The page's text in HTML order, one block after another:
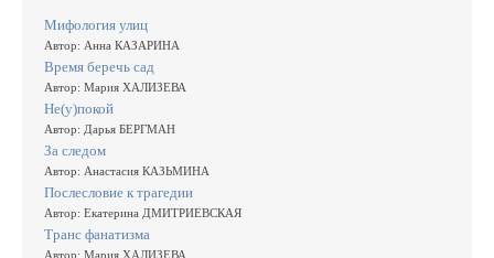
Мифология улиц
Автор: Анна КАЗАРИНА
Время беречь сад
Автор: Мария ХАЛИЗЕВА
Не(у)покой
Автор: Дарья БЕРГМАН
За следом
Автор: Анастасия КАЗЬМИНА
Послесловие к трагедии
Автор: Екатерина ДМИТРИЕВСКАЯ
Транс фанатизма
Автор: Мария ХАЛИЗЕВА